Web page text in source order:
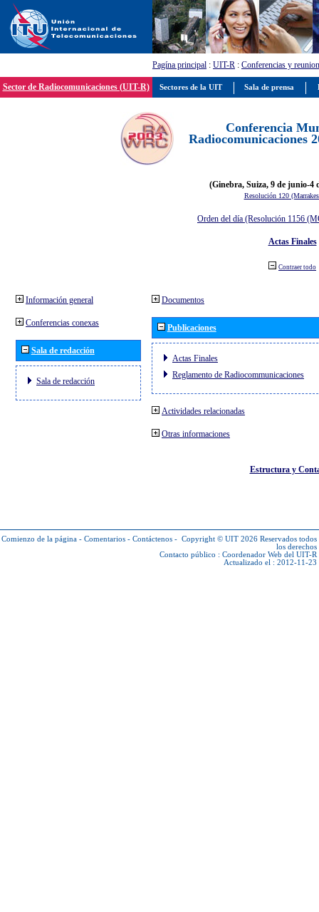
Pagína principal : UIT-R : Conferencias y
Sector de Radiocomunicaciones (UIT-R)
Conferencia
Radiocomunicaciones
(Ginebra, Suiza, 9 de junio-4
Resolución 120
Orden del día (Resolución 1156
Actas Finales
Contraer todo
Información general
Conferencias conexas
Sala de redacción
Sala de redacción
Documentos
Publicaciones
Actas Finales
Reglamento de Radiocommunicaciones
Actividades relacionadas
Otras informaciones
Estructura y
Comienzo de la página - Comentarios - Contáctenos - Copyright © UIT 2026 Reservados todos
los derechos
Contacto público : Coordenador Web del UIT-R
Actualizado el : 2012-11-23
Sectores de la UIT Sala de prensa